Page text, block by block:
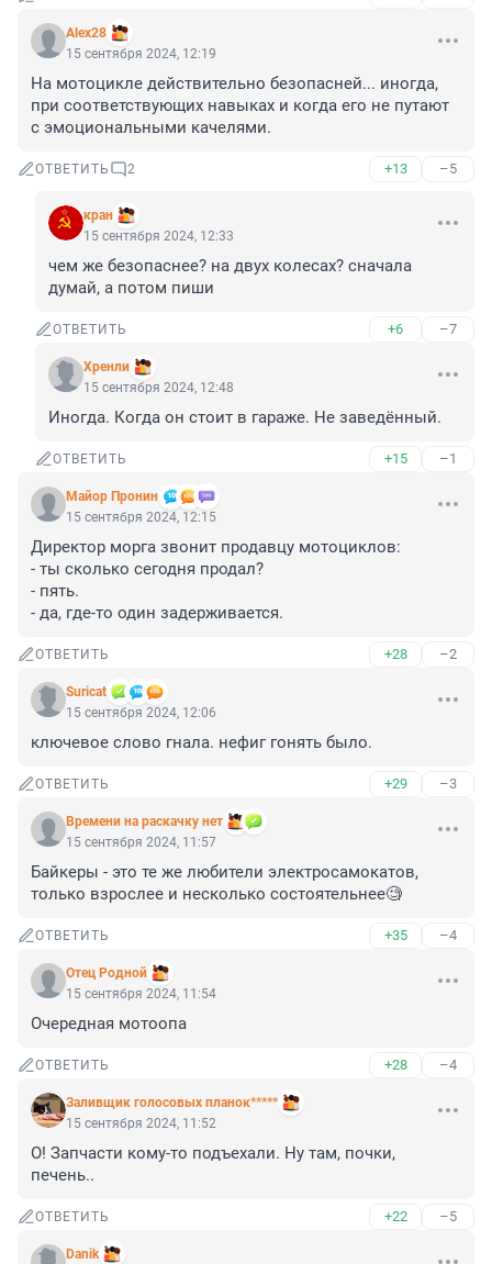
Alex28
15 сентября 2024, 12:19
На мотоцикле действительно безопасней... иногда,
при соответствующих навыках и когда его не путают
с эмоциональными качелями.
ОТВЕТИТЬ 2 +13 –5
кран
15 сентября 2024, 12:33
чем же безопаснее? на двух колесах? сначала
думай, а потом пиши
ОТВЕТИТЬ +6 –7
Хренли
15 сентября 2024, 12:48
Иногда. Когда он стоит в гараже. Не заведённый.
ОТВЕТИТЬ +15 –1
Майор Пронин
15 сентября 2024, 12:15
Директор морга звонит продавцу мотоциклов:
- ты сколько сегодня продал?
- пять.
- да, где-то один задерживается.
ОТВЕТИТЬ +28 –2
Suricat
15 сентября 2024, 12:06
ключевое слово гнала. нефиг гонять было.
ОТВЕТИТЬ +29 –3
Времени на раскачку нет
15 сентября 2024, 11:57
Байкеры - это те же любители электросамокатов,
только взрослее и несколько состоятельнее🧐
ОТВЕТИТЬ +35 –4
Отец Родной
15 сентября 2024, 11:54
Очередная мотоопа
ОТВЕТИТЬ +28 –4
Заливщик голосовых планок*****
15 сентября 2024, 11:52
О! Запчасти кому-то подъехали. Ну там, почки,
печень..
ОТВЕТИТЬ +22 –5
Danik